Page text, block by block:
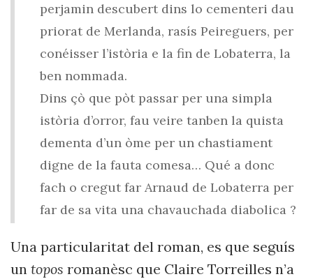
perjamin descubert dins lo cementeri dau
priorat de Merlanda, rasís Peireguers, per
conéisser l’istòria e la fin de Lobaterra, la
ben nommada.
Dins çò que pòt passar per una simpla
istòria d’orror, fau veire tanben la quista
dementa d’un òme per un chastiament
digne de la fauta comesa… Qué a donc
fach o cregut far Arnaud de Lobaterra per
far de sa vita una chavauchada diabolica ?
Una particularitat del roman, es que seguís
un topos romanèsc que Claire Torreilles n’a